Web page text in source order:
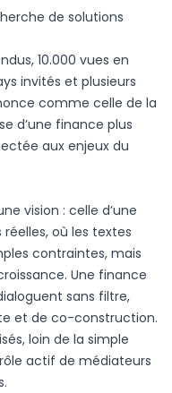
de solutions
10.000 vues en
invités et plusieurs
comme celle de la
d’une finance plus
aux enjeux du
vision : celle d’une
où les textes
contraintes, mais
Une finance
sans filtre,
et de co-construction.
loin de la simple
actif de médiateurs